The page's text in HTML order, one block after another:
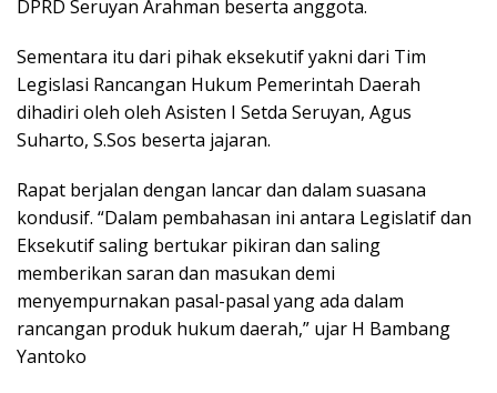
DPRD Seruyan Arahman beserta anggota.
Sementara itu dari pihak eksekutif yakni dari Tim
Legislasi Rancangan Hukum Pemerintah Daerah
dihadiri oleh oleh Asisten I Setda Seruyan, Agus
Suharto, S.Sos beserta jajaran.
Rapat berjalan dengan lancar dan dalam suasana
kondusif. “Dalam pembahasan ini antara Legislatif dan
Eksekutif saling bertukar pikiran dan saling
memberikan saran dan masukan demi
menyempurnakan pasal-pasal yang ada dalam
rancangan produk hukum daerah,” ujar H Bambang
Yantoko